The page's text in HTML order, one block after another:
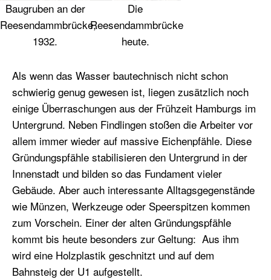
Baugruben an der
Reesendammbrücke,
1932.
Die
Reesendammbrücke
heute.
Als wenn das Wasser bautechnisch nicht schon
schwierig genug gewesen ist, liegen zusätzlich noch
einige Überraschungen aus der Frühzeit Hamburgs im
Untergrund. Neben Findlingen stoßen die Arbeiter vor
allem immer wieder auf massive Eichenpfähle. Diese
Gründungspfähle stabilisieren den Untergrund in der
Innenstadt und bilden so das Fundament vieler
Gebäude. Aber auch interessante Alltagsgegenstände
wie Münzen, Werkzeuge oder Speerspitzen kommen
zum Vorschein. Einer der alten Gründungspfähle
kommt bis heute besonders zur Geltung: Aus ihm
wird eine Holzplastik geschnitzt und auf dem
Bahnsteig der U1 aufgestellt.